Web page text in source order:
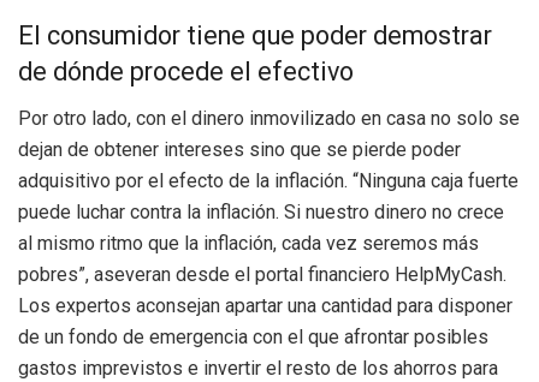
El consumidor tiene que poder demostrar
de dónde procede el efectivo
Por otro lado, con el dinero inmovilizado en casa no solo se
dejan de obtener intereses sino que se pierde poder
adquisitivo por el efecto de la inflación. “Ninguna caja fuerte
puede luchar contra la inflación. Si nuestro dinero no crece
al mismo ritmo que la inflación, cada vez seremos más
pobres”, aseveran desde el portal financiero HelpMyCash.
Los expertos aconsejan apartar una cantidad para disponer
de un fondo de emergencia con el que afrontar posibles
gastos imprevistos e invertir el resto de los ahorros para